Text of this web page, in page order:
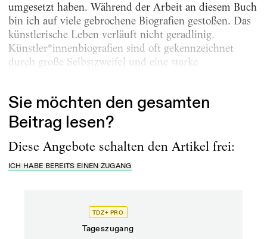
umgesetzt haben. Während der Arbeit an diesem Buch
bin ich auf viele gebrochene Biografien gestoßen. Das
künstlerische Leben verläuft nicht geradlinig.
Künstler*innenbiografien sind oft gekennzeichnet
durch große Selbstzweifel und eine starke
Sie möchten den gesamten
Beitrag lesen?
Diese Angebote schalten den Artikel frei:
ICH HABE BEREITS EINEN ZUGANG
TDZ+ PRO
Tageszugang